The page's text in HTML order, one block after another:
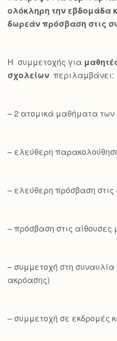
ολόκληρη την εβδομάδα
δωρεάν πρόσβαση στις
Η συμμετοχής για
σχολείων περιλαμβάνει:
– 2 ατομικά μαθήματα
– ελεύθερη
– ελεύθερη πρόσβαση στις
– πρόσβαση στις αίθουσες
– συμμετοχή στη
ακρόασης)
– συμμετοχή σε εκδρομές